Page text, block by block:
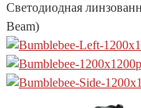
Светодиодная
Beam)